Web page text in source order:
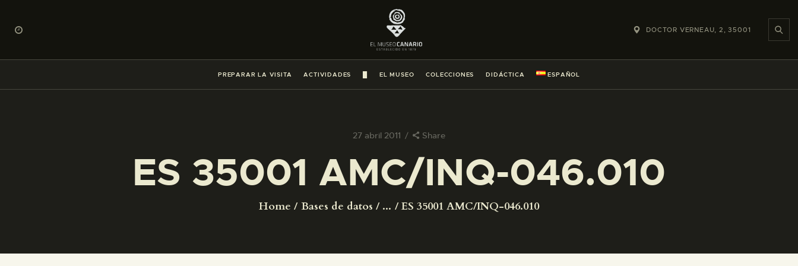
DOCTOR VERNEAU, 2, 35001
PREPARAR LA VISITA ACTIVIDADES EL MUSEO COLECCIONES DIDÁCTICA ESPAÑOL
27 abril 2011 Share
ES 35001 AMC/INQ-046.010
Home Bases de datos ... ES 35001 AMC/INQ-046.010
PREPARAR LA VISITA
ACTIVIDADES
█
COLECCIONES
DIDÁCTICA